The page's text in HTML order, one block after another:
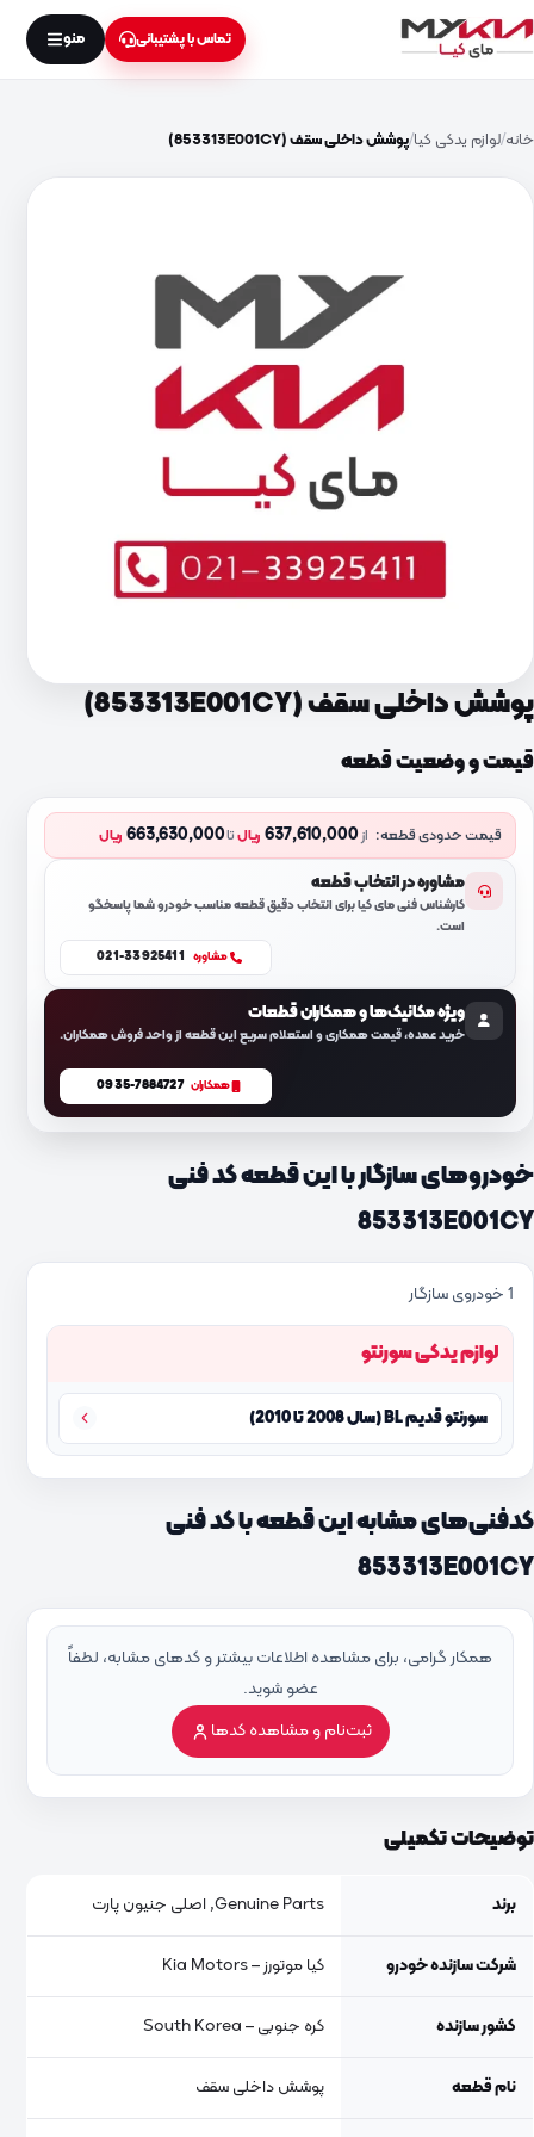
تماس با پشتیبانی منو
خانه لوازم یدکی کیا پوشش داخلی سقف (853313E001CY)
پوشش داخلی سقف (853313E001CY)
قیمت و وضعیت قطعه
قیمت حدودی قطعه: از637,610,000 ریالتا663,630,000 ریال
مشاوره در انتخاب قطعه
کارشناس فنی مای کیا برای انتخاب دقیق قطعه مناسب خودرو شما پاسخگو
است.
مشاوره 021-33925411
ویژه مکانیک‌ها و همکاران قطعات
خرید عمده، قیمت همکاری و استعلام سریع این قطعه از واحد فروش همکاران.
همکاران 0935-7884727
خودروهای سازگار با این قطعه کد فنی
853313E001CY
1 خودروی سازگار
لوازم یدکی سورنتو
سورنتو قدیم BL (سال 2008 تا 2010)
کدفنی‌های مشابه این قطعه با کد فنی
853313E001CY
همکار گرامی، برای مشاهده اطلاعات بیشتر و کدهای مشابه، لطفاً
عضو شوید.
ثبت‌نام و مشاهده کدها
توضیحات تکمیلی
برند Genuine Parts, اصلی جنیون پارت
شرکت سازنده خودرو کیا موتورز – Kia Motors
کشور سازنده کره جنوبی – South Korea
نام قطعه پوشش داخلی سقف